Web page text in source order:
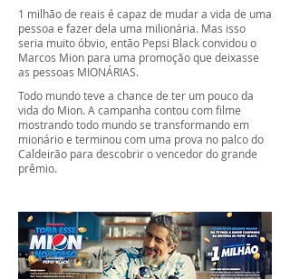
1 milhão de reais é capaz de mudar a vida de uma
pessoa e fazer dela uma milionária. Mas isso
seria muito óbvio, então Pepsi Black convidou o
Marcos Mion para uma promoção que deixasse
as pessoas MIONÁRIAS.
Todo mundo teve a chance de ter um pouco da
vida do Mion. A campanha contou com filme
mostrando todo mundo se transformando em
mionário e terminou com uma prova no palco do
Caldeirão para descobrir o vencedor do grande
prêmio.